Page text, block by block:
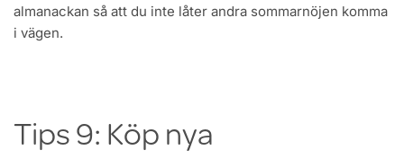
almanackan så att du inte låter andra sommarnöjen komma
i vägen.
Tips 9: Köp nya